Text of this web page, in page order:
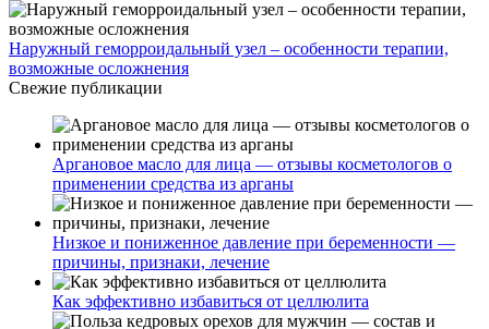
Наружный геморроидальный узел – особенности терапии,
возможные осложнения
Свежие публикации
Аргановое масло для лица — отзывы косметологов о
применении средства из арганы
Низкое и пониженное давление при беременности —
причины, признаки, лечение
Как эффективно избавиться от целлюлита